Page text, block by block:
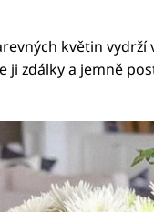
květin vydrží
ji zdálky a jemně